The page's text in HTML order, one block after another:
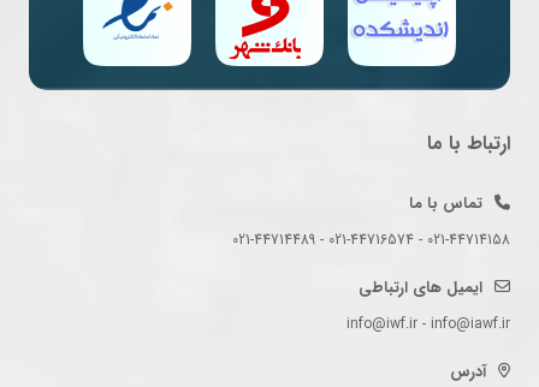
ارتباط با ما
تماس با ما
021-44714158 - 021-44716574 - 021-44714489
ایمیل های ارتباطی
info@iwf.ir - info@iawf.ir
آدرس